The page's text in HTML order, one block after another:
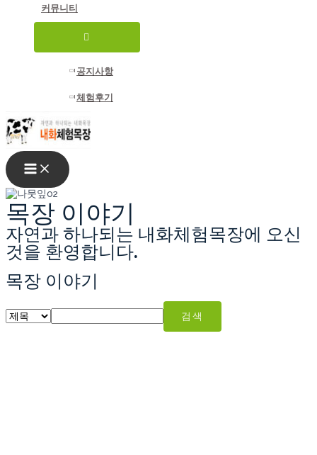
커뮤니티
토
공지사항
체험후기
MAIN
MENU
목장 이야기
자연과 하나되는 내화체험목장에 오신
것을 환영합니다.
목장 이야기
검색